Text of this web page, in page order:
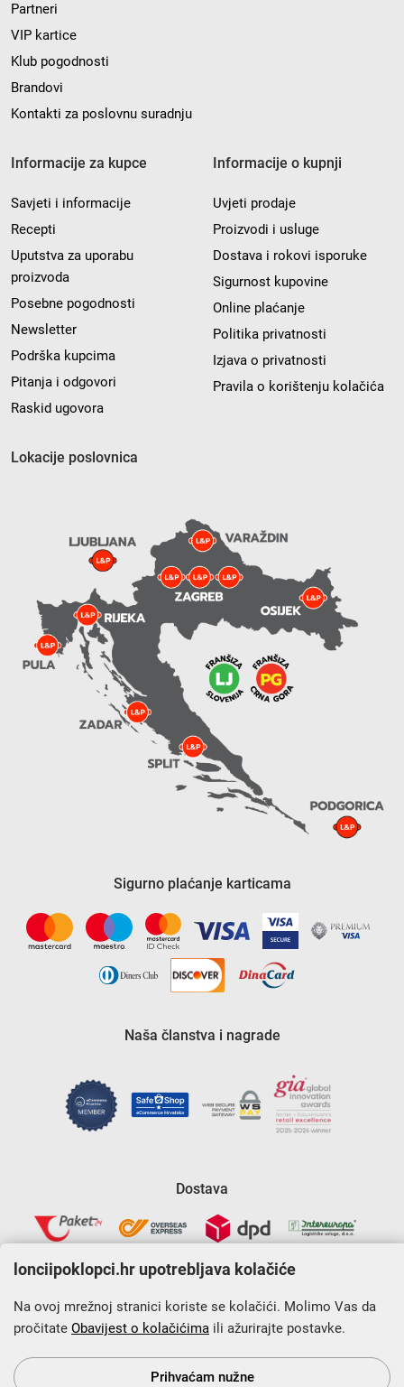
Partneri
VIP kartice
Klub pogodnosti
Brandovi
Kontakti za poslovnu suradnju
Informacije za kupce
Savjeti i informacije
Recepti
Uputstva za uporabu
proizvoda
Posebne pogodnosti
Newsletter
Podrška kupcima
Pitanja i odgovori
Raskid ugovora
Informacije o kupnji
Uvjeti prodaje
Proizvodi i usluge
Dostava i rokovi isporuke
Sigurnost kupovine
Online plaćanje
Politika privatnosti
Izjava o privatnosti
Pravila o korištenju kolačića
Lokacije poslovnica
Sigurno plaćanje karticama
Naša članstva i nagrade
Dostava
Krajnji primatelj financijskog instrumenta sufinanciranog iz
Europskog fonda za regionalni razvoj u sklopu Operativnog
programa „Konkurentnost i kohezija”.
lonciipoklopci.hr upotrebljava kolačiće
Na ovoj mrežnoj stranici koriste se kolačići. Molimo Vas da
pročitate Obavijest o kolačićima ili ažurirajte postavke.
Prihvaćam nužne